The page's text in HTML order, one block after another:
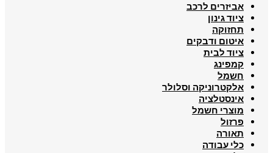
אביזרים לרכב
ציוד גינון
תחזוקה
איטום ודבקים
ציוד לבית
קמפינג
חשמל
אלקטרוניקה וסלולר
אינסטלציה
מוצרי חשמל
פרזול
תאורה
כלי עבודה